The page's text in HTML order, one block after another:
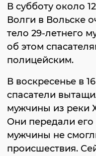
В субботу около
Волги в Вольске
тело 29-летнего
об этом
полицейским.
В воскресенье в
спасатели
мужчины из реки
Они передали
мужчины не
происшествия.